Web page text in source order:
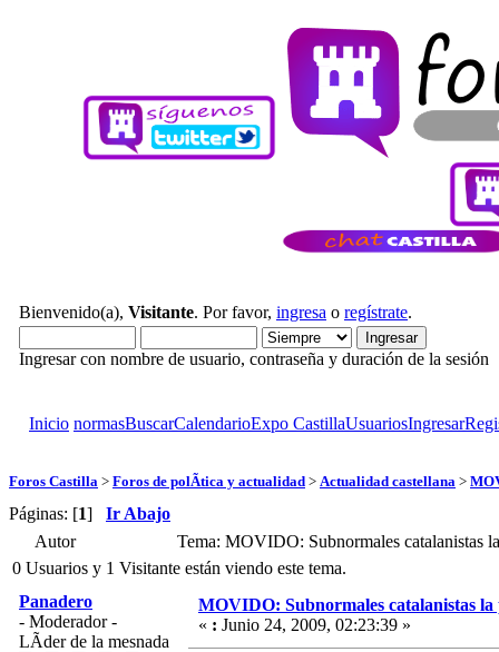
Bienvenido(a), Visitante. Por favor, ingresa o regístrate.
Ingresar con nombre de usuario, contraseña y duración de la sesión
Inicio normasBuscarCalendarioExpo CastillaUsuariosIngresar
Foros Castilla > Foros de polÃ­tica y actualidad > Actualidad castellana >
Páginas: [1] Ir Abajo
Autor
Tema: MOVIDO: Subnormales catalanistas
0 Usuarios y 1 Visitante están viendo este tema.
Panadero
- Moderador -
LÃ­der de la mesnada
MOVIDO: Subnormales catalanistas
« : Junio 24, 2009, 02:23:39 »